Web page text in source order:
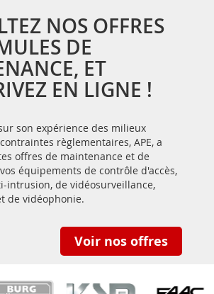
NOS OFFRES
DE
ET
EN LIGNE !
son expérience des milieux
règlementaires, APE, a
offres de maintenance et de
équipements de contrôle d'accès,
intrusion, de vidéosurveillance,
de vidéophonie.
Voir nos offres